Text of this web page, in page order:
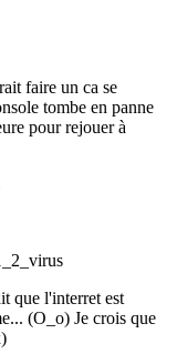
faire un ca se
tombe en panne
pour rejouer à
que l'interret est
(O_o) Je crois que